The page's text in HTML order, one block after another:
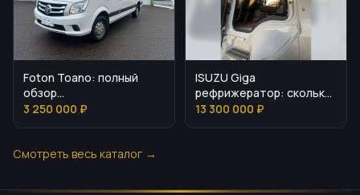
Foton Toano: полный
обзор
цельнометаллического
3 250 000 ₽
ISUZU Giga
рефрижератор: сколько
стоит и как подобрать
13 300 000 ₽
Смотреть весь каталог →